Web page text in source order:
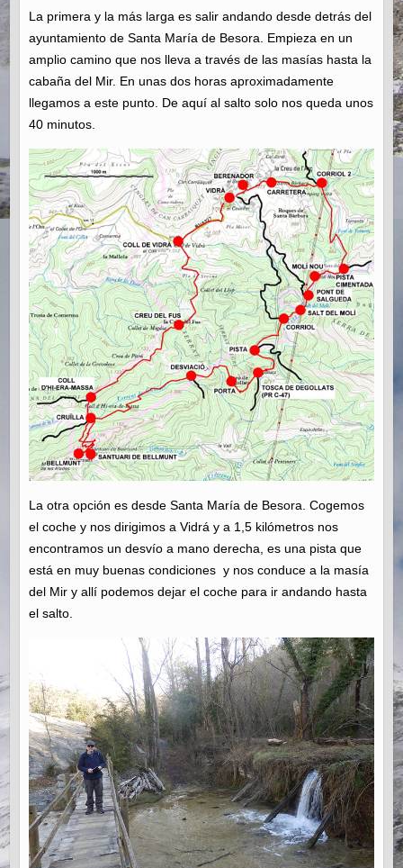
La primera y la más larga es salir andando desde detrás del
ayuntamiento de Santa María de Besora. Empieza en un
amplio camino que nos lleva a través de las masías hasta la
cabaña del Mir. En unas dos horas aproximadamente
llegamos a este punto. De aquí al salto solo nos queda unos
40 minutos.
La otra opción es desde Santa María de Besora. Cogemos
el coche y nos dirigimos a Vidrá y a 1,5 kilómetros nos
encontramos un desvío a mano derecha, es una pista que
está en muy buenas condiciones y nos conduce a la masía
del Mir y allí podemos dejar el coche para ir andando hasta
el salto.